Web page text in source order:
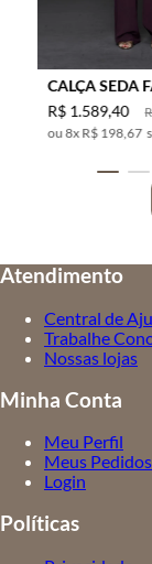
CALÇA SEDA
R$ 1.589,40
8x R$ 198,67
Atendimento
Central de
Trabalhe
Nossas lojas
Minha Conta
Meu Perfil
Meus Pedidos
Login
Políticas